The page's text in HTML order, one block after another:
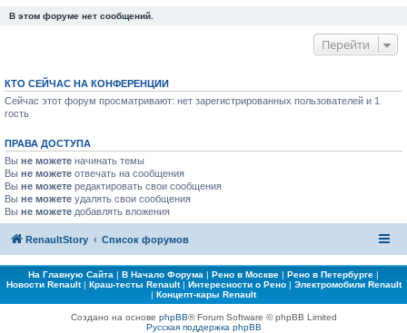
В этом форуме нет сообщений.
Перейти
КТО СЕЙЧАС НА КОНФЕРЕНЦИИ
Сейчас этот форум просматривают: нет зарегистрированных пользователей и 1
гость
ПРАВА ДОСТУПА
Вы не можете начинать темы
Вы не можете отвечать на сообщения
Вы не можете редактировать свои сообщения
Вы не можете удалять свои сообщения
Вы не можете добавлять вложения
RenaultStory Список форумов
На Главную Сайта | В Начало Форума | Рено в Москве | Рено в Петербурге |
Новости Renault| Краш-тесты Renault| Интересности о Рено| Электромобили Renault
| Концепт-кары Renault
Создано на основе phpBB® Forum Software © phpBB Limited
Русская поддержка phpBB